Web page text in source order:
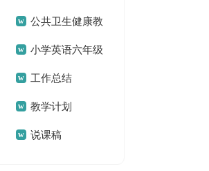
划16篇公共卫生健康教
育工作总结
小学英语六年级
上册教学反思
工作总结
教学计划
说课稿